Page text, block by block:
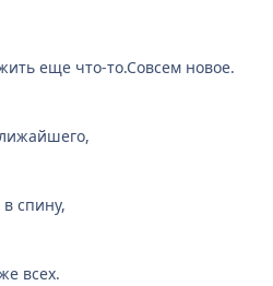
еще что-то.Совсем новое.
спину,
всех.